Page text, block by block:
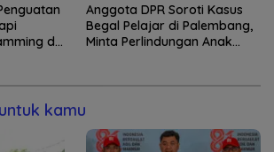
di
Anggota DPR Soroti Kasus
Begal Pelajar di Palembang,
Minta Perlindungan Anak
kamu